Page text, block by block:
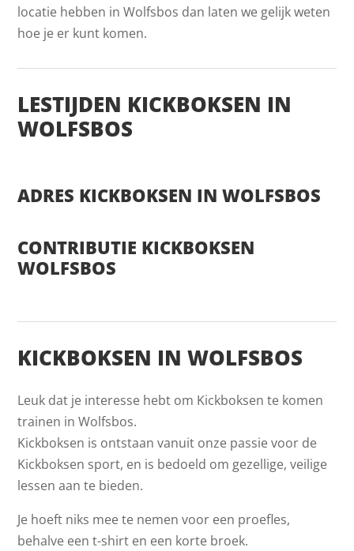
locatie hebben in Wolfsbos dan laten we gelijk weten
hoe je er kunt komen.
LESTIJDEN KICKBOKSEN IN
WOLFSBOS
ADRES KICKBOKSEN IN WOLFSBOS
CONTRIBUTIE KICKBOKSEN
WOLFSBOS
KICKBOKSEN IN WOLFSBOS
Leuk dat je interesse hebt om Kickboksen te komen
trainen in Wolfsbos.
Kickboksen is ontstaan vanuit onze passie voor de
Kickboksen sport, en is bedoeld om gezellige, veilige
lessen aan te bieden.
Je hoeft niks mee te nemen voor een proefles,
behalve een t-shirt en een korte broek.